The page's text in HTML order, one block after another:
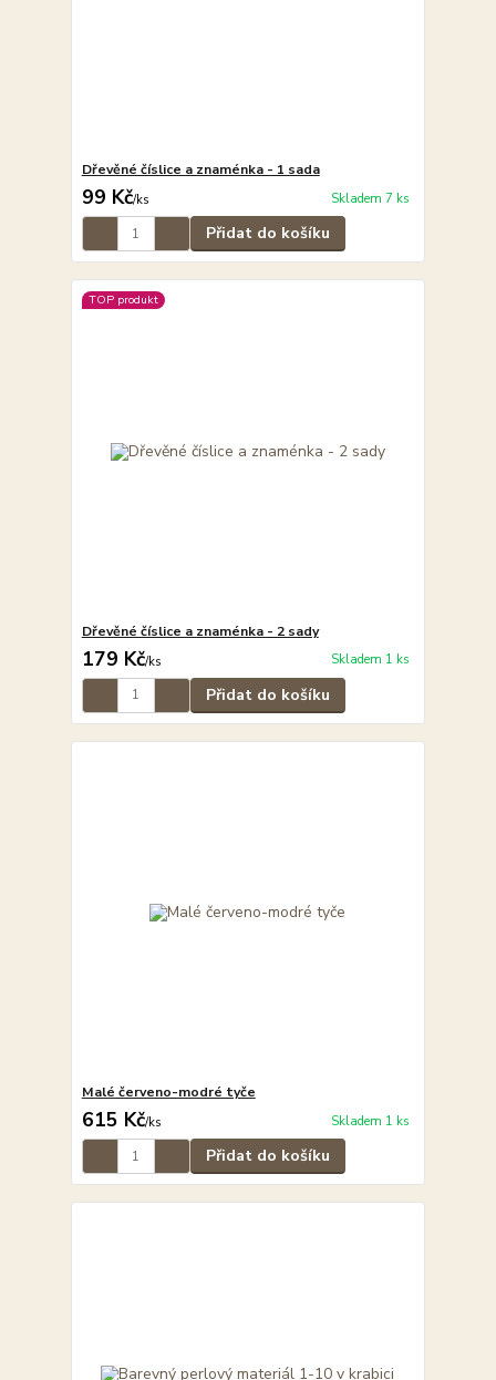
Dřevěné číslice a znaménka - 1 sada
99 Kč/ks Skladem 7 ks
Přidat do košíku
TOP produkt
Dřevěné číslice a znaménka - 2 sady
179 Kč/ks Skladem 1 ks
Přidat do košíku
Malé červeno-modré tyče
615 Kč/ks Skladem 1 ks
Přidat do košíku